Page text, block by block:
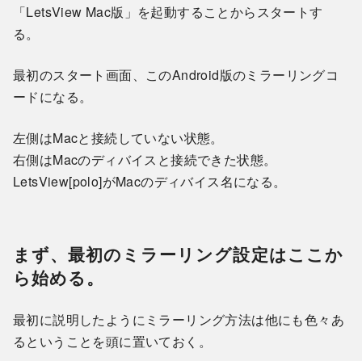
「LetsView Mac版」を起動することからスタートす
る。
最初のスタート画面、このAndroid版のミラーリングコ
ードになる。
左側はMacと接続していない状態。
右側はMacのディバイスと接続できた状態。
LetsView[polo]がMacのディバイス名になる。
まず、最初のミラーリング設定はここか
ら始める。
最初に説明したようにミラーリング方法は他にも色々あ
るということを頭に置いておく。